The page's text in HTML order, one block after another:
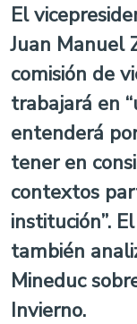
El
Juan Manuel
comisión de
trabajará en
entenderá
tener en
contextos
institución”.
también
Mineduc
Invierno.